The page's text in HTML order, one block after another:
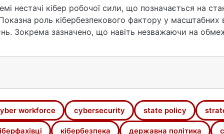
нестачі кібер робочої сили, що позначається на
роль кібербезпекового фактору у масштабних
Зокрема зазначено, що навіть незважаючи на
з трьох компонентів: технології, процеси,
технологій, і налагодження процесів критично
технологій, розуміння ролі кібербезпеки в
для вирішення даної проблеми, в тому числі
рік, а також ті локальні та законодавчі
розглянуто окремі відомчі стратегії залучення
Проаналізовано стратегічні підходи до
workforce cybersecurity state policy
кібербезпека державна політика